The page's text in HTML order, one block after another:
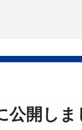
公開しま